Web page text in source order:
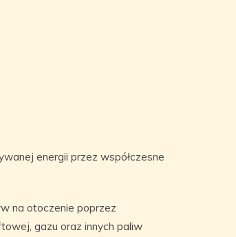
energii przez współczesne
na otoczenie poprzez
gazu oraz innych paliw